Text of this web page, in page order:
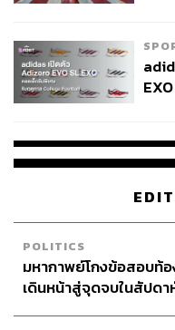
POLITICS
มหากาพย์โกงข้อสอบท้
เดินหน้าสู่จุดจบในสัปดา